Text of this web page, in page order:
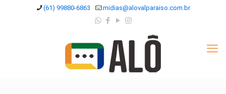
(61) 99880-6863 midias@alovalparaiso.com.br